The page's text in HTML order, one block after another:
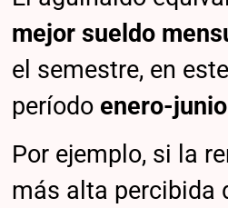
mejor sueldo
el semestre, en
período enero-junio
Por ejemplo, si la
más alta percibida